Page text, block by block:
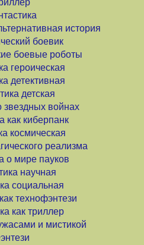
история
боевик
боевые роботы
героическая
детективная
детская
звездных войнах
как киберпанк
космическая
реализма
о мире пауков
научная
социальная
технофэнтези
как триллер
и мистикой